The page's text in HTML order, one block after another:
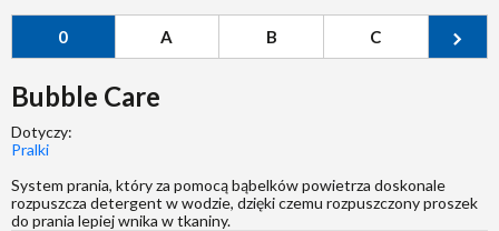
0 A B C
Bubble Care
Dotyczy:
Pralki
System prania, który za pomocą bąbelków powietrza doskonale
rozpuszcza detergent w wodzie, dzięki czemu rozpuszczony proszek
do prania lepiej wnika w tkaniny.